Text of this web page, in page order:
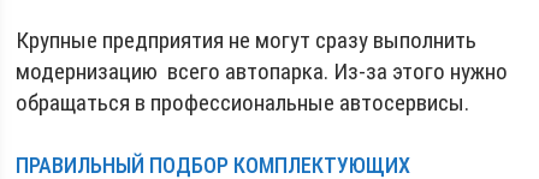
Крупные предприятия не могут сразу выполнить
модернизацию всего автопарка. Из-за этого нужно
обращаться в профессиональные автосервисы.
ПРАВИЛЬНЫЙ ПОДБОР КОМПЛЕКТУЮЩИХ